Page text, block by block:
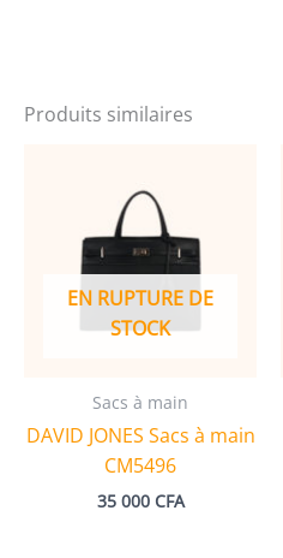
Produits similaires
EN RUPTURE DE
STOCK
Sacs à main
DAVID JONES Sacs à main
CM5496
35 000 CFA